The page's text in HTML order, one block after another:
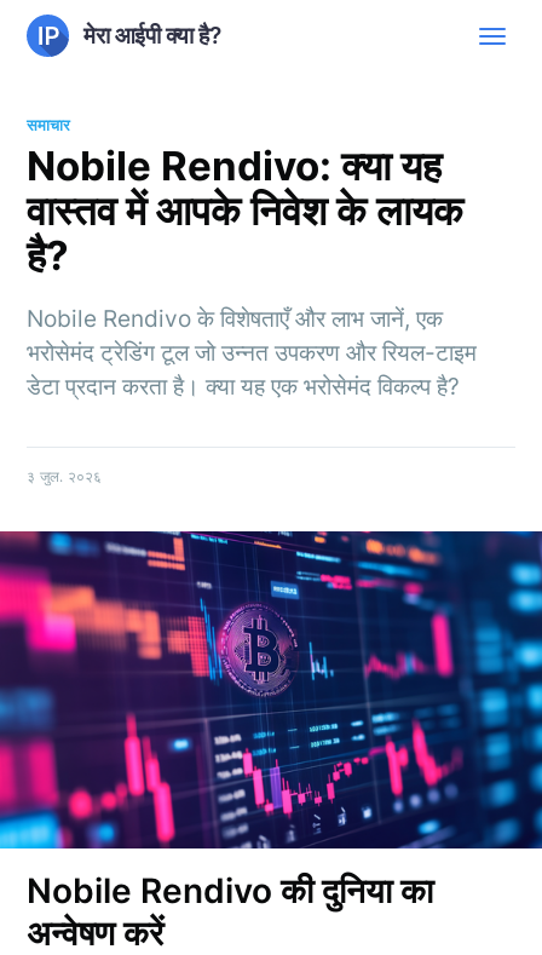
मेरा आईपी क्या है?
समाचार
Nobile Rendivo: क्या यह
वास्तव में आपके निवेश के लायक
है?
Nobile Rendivo के विशेषताएँ और लाभ जानें, एक
भरोसेमंद ट्रेडिंग टूल जो उन्नत उपकरण और रियल-टाइम
डेटा प्रदान करता है। क्या यह एक भरोसेमंद विकल्प है?
३ जुल. २०२६
Nobile Rendivo की दुनिया का
अन्वेषण करें